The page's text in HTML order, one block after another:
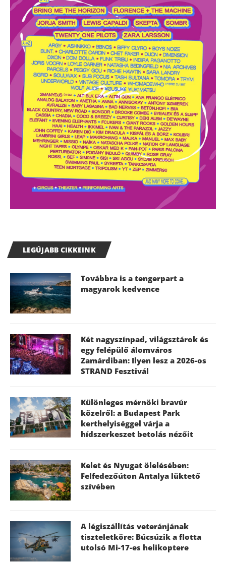
LEGÚJABB CIKKEINK
Továbbra is a tengerpart a
magyarok kedvence
Két nagyszínpad, világsztárok és
egy felépülő álomváros
Zamárdiban: Ilyen lesz a 2026-os
STRAND Fesztivál
Különleges mérnöki bravúr
közelről: a Budapest Park
kerthelyiséggel várja a
hídszerkeszet betolás nézőit
Kelet és Nyugat ölelésében:
Felfedezőúton Antalya lüktető
szívében
A légiszállítás veteránjának
tiszteletköre: Búcsúzik a flotta
utolsó Mi-17-es helikoptere